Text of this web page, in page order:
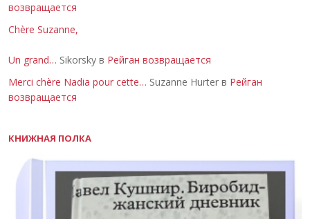
возвращается
Chère Suzanne,
Un grand… Sikorsky в Рейган возвращается
Merci chère Nadia pour cette… Suzanne Hurter в Рейган
возвращается
КНИЖНАЯ ПОЛКА